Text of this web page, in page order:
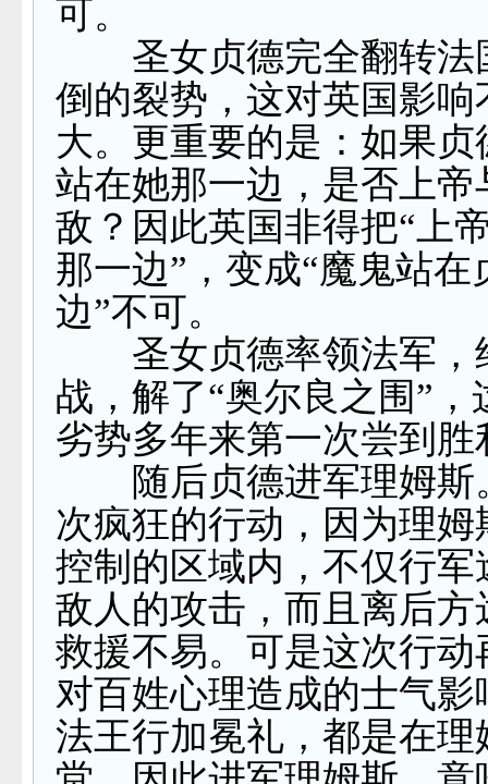
可。
圣女贞德完全翻转法
倒的裂势，这对英国影响
大。更重要的是：如果贞
站在她那一边，是否上帝
敌？因此英国非得把“上
那一边”，变成“魔鬼站在
边”不可。
圣女贞德率领法军，
战，解了“奥尔良之围”，
劣势多年来第一次尝到胜
随后贞德进军理姆斯
次疯狂的行动，因为理姆
控制的区域内，不仅行军
敌人的攻击，而且离后方
救援不易。可是这次行动
对百姓心理造成的士气影
法王行加冕礼，都是在理